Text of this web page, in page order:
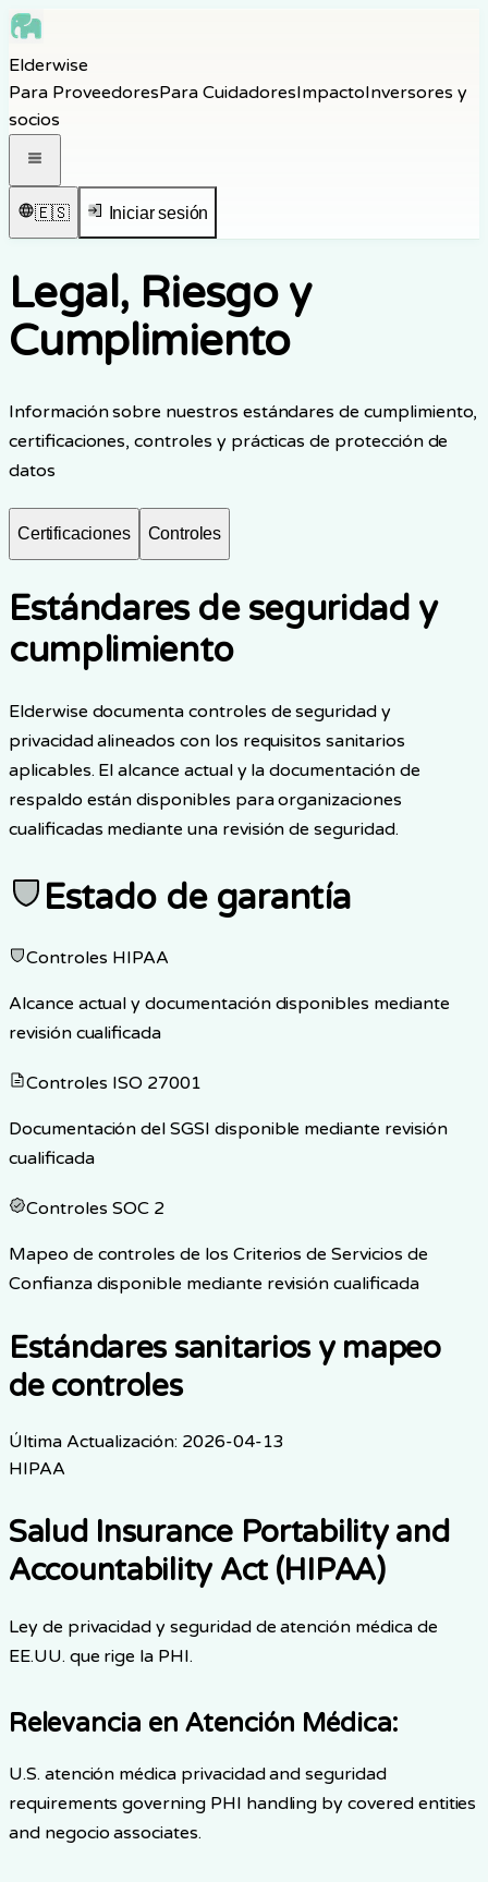
Skip to navigation
Skip to footer
Elderwise
Para ProveedoresPara CuidadoresImpactoInversores y
socios
🇪🇸 Iniciar sesión
Legal, Riesgo y
Cumplimiento
Información sobre nuestros estándares de cumplimiento,
certificaciones, controles y prácticas de protección de
datos
Certificaciones Controles
Estándares de seguridad y
cumplimiento
Elderwise documenta controles de seguridad y
privacidad alineados con los requisitos sanitarios
aplicables. El alcance actual y la documentación de
respaldo están disponibles para organizaciones
cualificadas mediante una revisión de seguridad.
Estado de garantía
Controles HIPAA
Alcance actual y documentación disponibles mediante
revisión cualificada
Controles ISO 27001
Documentación del SGSI disponible mediante revisión
cualificada
Controles SOC 2
Mapeo de controles de los Criterios de Servicios de
Confianza disponible mediante revisión cualificada
Estándares sanitarios y mapeo
de controles
Última Actualización: 2026-04-13
HIPAA
Salud Insurance Portability and
Accountability Act (HIPAA)
Ley de privacidad y seguridad de atención médica de
EE.UU. que rige la PHI.
Relevancia en Atención Médica:
U.S. atención médica privacidad and seguridad
requirements governing PHI handling by covered entities
and negocio associates.